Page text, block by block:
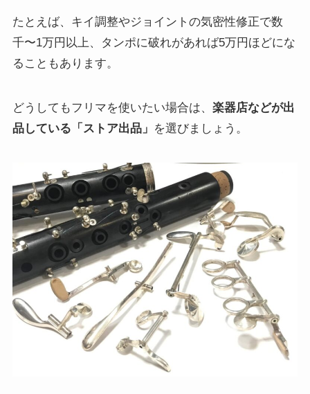
たとえば、キイ調整やジョイントの気密性修正で数
千〜1万円以上、タンポに破れがあれば5万円ほどにな
ることもあります。
どうしてもフリマを使いたい場合は、 楽器店などが出
品している「ストア出品」 を選びましょう。